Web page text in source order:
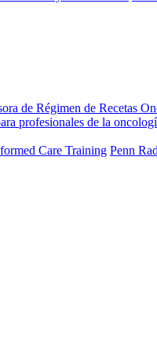
de Régimen de Recetas
profesionales de la
Care Training Penn